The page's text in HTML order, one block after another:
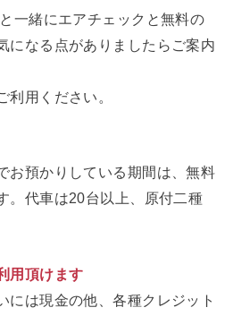
一緒にエアチェックと無料の
になる点がありましたらご案内
利用ください。
お預かりしている期間は、無料
。代車は20台以上、原付二種
用頂けます
には現金の他、各種クレジット